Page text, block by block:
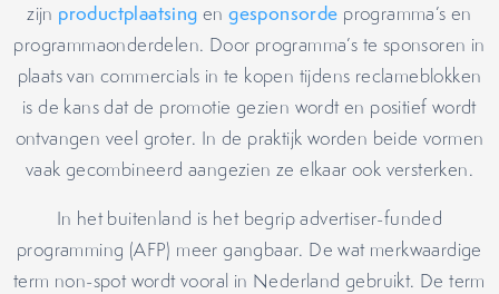
zijn productplaatsing engesponsorde programma’s en
programmaonderdelen. Door programma’s te sponsoren in
plaats van commercials in te kopen tijdens reclameblokken
is de kans dat de promotie gezien wordt en positief wordt
ontvangen veel groter. In de praktijk worden beide vormen
vaak gecombineerd aangezien ze elkaar ook versterken.
In het buitenland is het begrip advertiser-funded
programming (AFP) meer gangbaar. De wat merkwaardige
term non-spot wordt vooral in Nederland gebruikt. De term